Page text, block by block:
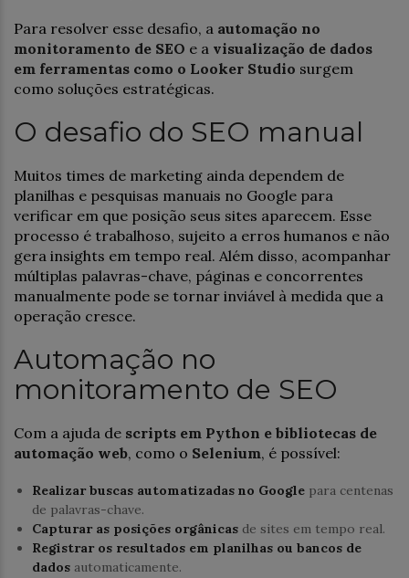
Para resolver esse desafio, a automação no
monitoramento de SEO e a visualização de dados
em ferramentas como o Looker Studio surgem
como soluções estratégicas.
O desafio do SEO manual
Muitos times de marketing ainda dependem de
planilhas e pesquisas manuais no Google para
verificar em que posição seus sites aparecem. Esse
processo é trabalhoso, sujeito a erros humanos e não
gera insights em tempo real. Além disso, acompanhar
múltiplas palavras-chave, páginas e concorrentes
manualmente pode se tornar inviável à medida que a
operação cresce.
Automação no
monitoramento de SEO
Com a ajuda de scripts em Python e bibliotecas de
automação web, como o Selenium, é possível:
Realizar buscas automatizadas no Google para centenas
de palavras-chave.
Capturar as posições orgânicas de sites em tempo real.
Registrar os resultados em planilhas ou bancos de
dados automaticamente.